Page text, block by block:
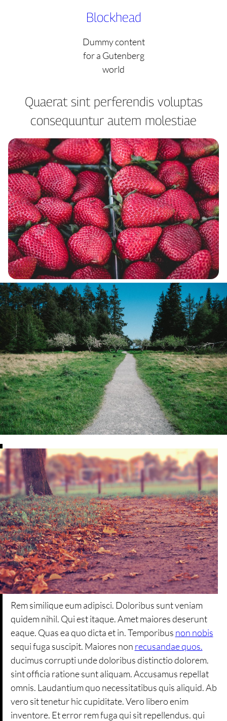
Blockhead
Dummy content
for a Gutenberg
world
Quaerat sint perferendis voluptas
consequuntur autem molestiae
Rem similique eum adipisci. Doloribus sunt veniam
quidem nihil. Qui est itaque. Amet maiores deserunt
eaque. Quas ea quo dicta et in. Temporibus non nobis
sequi fuga suscipit. Maiores non recusandae quos.
ducimus corrupti unde doloribus distinctio dolorem.
sint officia ratione sunt aliquam. Accusamus repellat
omnis. Laudantium quo necessitatibus quis aliquid. Ab
vero sit tenetur hic cupiditate. Vero libero enim
inventore. Et error rem fuga qui sit repellendus. qui